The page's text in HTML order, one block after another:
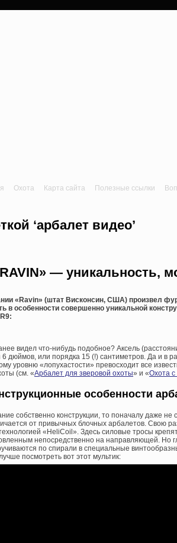
Охота Карта сайта Полезные ссылки
‘арбалет видео’
— уникальность,
«Ravin» (штат Висконсин, США) произвел
в особенности совершенно уникальной
видел что-нибудь подобное? Аксель
дюймов, или порядка 15 (!) сантиметров. Да и в
уровню «лопухастости» превосходит все
(см. «Арбалет для зверовой охоты» и «Охота
особенности
собственно конструкции, то поначалу даже не
от привычных блочных арбалетов. Свою
«HeliCoil». Здесь силовые тросы
непосредственно на направляющей. Но
по спирали в специальные
посмотреть вот этот мультик: